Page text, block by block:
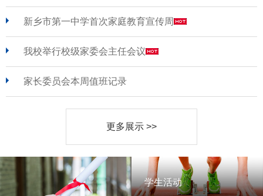
新乡市第一中学首次家庭教育宣传周
我校举行校级家委会主任会议
家长委员会本周值班记录
更多展示 >>
学生活动